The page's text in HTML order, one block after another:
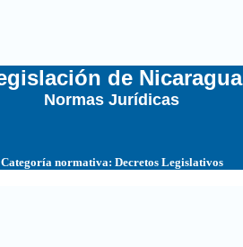
de Nicaragua
Normas Jurídicas
Categoría normativa: Decretos Legislativos